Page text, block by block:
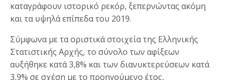
καταγράφουν ιστορικό ρεκόρ, ξεπερνώντας ακόμη
και τα υψηλά επίπεδα του 2019.
Σύμφωνα με τα οριστικά στοιχεία της Ελληνικής
Στατιστικής Αρχής, το σύνολο των αφίξεων
αυξήθηκε κατά 3,8% και των διανυκτερεύσεων κατά
3,9% σε σχέση με το προηγούμενο έτος,